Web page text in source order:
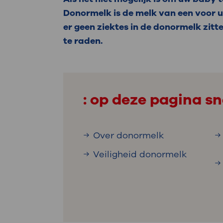
Uw
Uw
Werken
steeds verder uit, zodat u zelf meer
we u sneller helpen.
Donormelk is de melk van een voor
er geen ziektes in de donormelk
te raden.
: op deze pagina
Over donormelk
Veiligheid donormelk